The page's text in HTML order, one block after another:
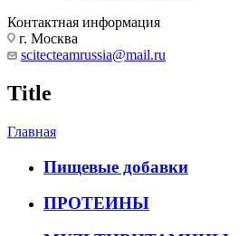
Контактная информация
г. Москва
scitecteamrussia@mail.ru
Title
Главная
Пищевые добавки
ПРОТЕИНЫ